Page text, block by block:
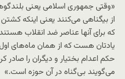
«وقتی جمهوری اسلامی یعنی
از بیگناهی می‌کنند یعنی اینکه
که برای آنها عناصر ضد انقلاب
یادتان هست که از همان ماه‌های
حکم اعدام بختیار و دیگران را صادر
می‌گویند بی‌گناه در آن حوزه است.»